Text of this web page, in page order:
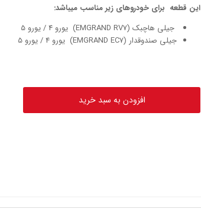
این قطعه برای خودروهای زیر مناسب میباشد:
جیلی هاچبک (EMGRAND RV7) یورو 4 / یورو 5
جیلی صندوقدار (EMGRAND EC7) یورو 4 / یورو 5
افزودن به سبد خرید